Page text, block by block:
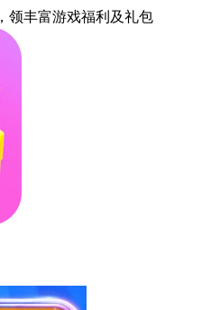
，领丰富游戏福利 及礼包